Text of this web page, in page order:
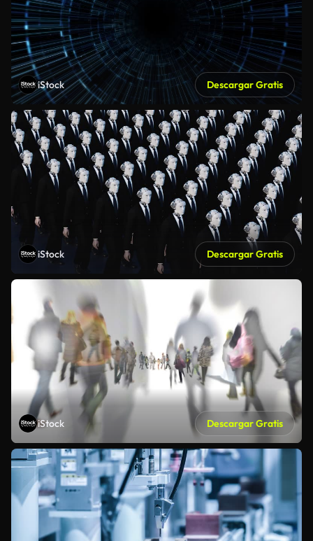
iStock Descargar Gratis
iStock Descargar Gratis
iStock Descargar Gratis